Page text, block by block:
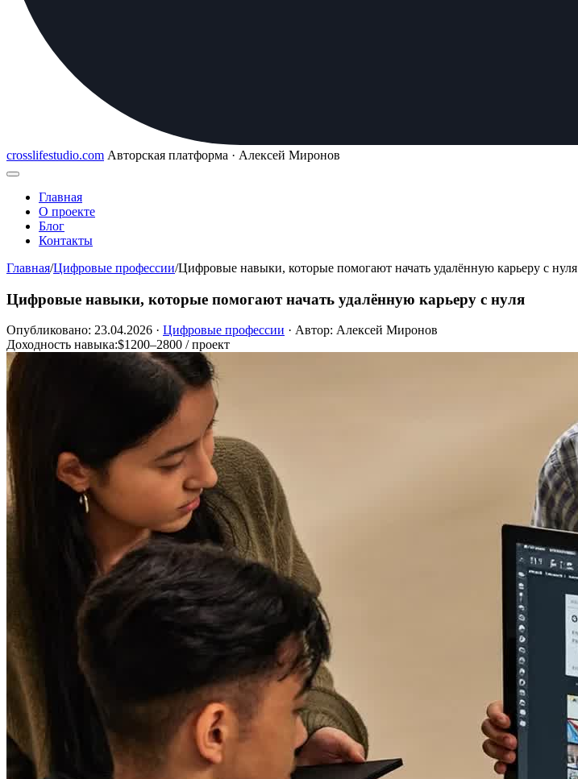
crosslifestudio.com Авторская платформа · Алексей Миронов
Главная
О проекте
Блог
Контакты
Главная/Цифровые профессии/Цифровые навыки, которые помогают начать удалённую карьеру с нуля
Цифровые навыки, которые помогают начать удалённую карьеру с нуля
Опубликовано: 23.04.2026 · Цифровые профессии · Автор: Алексей Миронов
Доходность навыка:$1200–2800 / проект